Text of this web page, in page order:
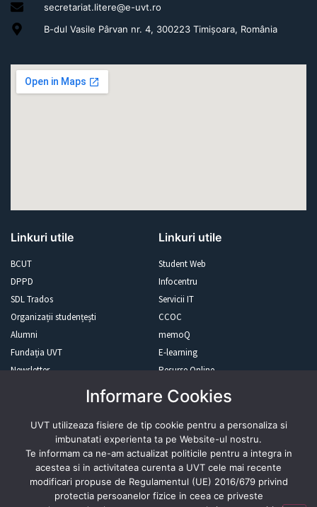
secretariat.litere@e-uvt.ro
B-dul Vasile Pârvan nr. 4, 300223 Timișoara, România
Linkuri utile
BCUT
DPPD
SDL Trados
Organizații studențești
Alumni
Fundația UVT
Newsletter
Linkuri utile
Student Web
Infocentru
Servicii IT
CCOC
memoQ
E-learning
Resurse Online
Revista presei
Abonează-te
Informare Cookies
UVT utilizeaza fisiere de tip cookie pentru a personaliza si
imbunatati experienta ta pe Website-ul nostru.
Te informam ca ne-am actualizat politicile pentru a integra in
acestea si in activitatea curenta a UVT cele mai recente
modificari propuse de Regulamentul (UE) 2016/679 privind
protectia persoanelor fizice in ceea ce priveste